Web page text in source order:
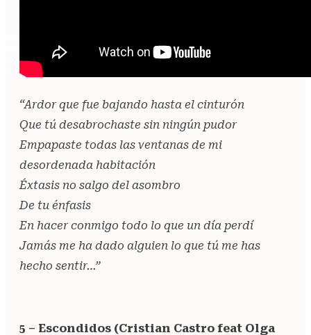
“Ardor que fue bajando hasta el cinturón
Que tú desabrochaste sin ningún pudor
Empapaste todas las ventanas de mi
desordenada habitación
Éxtasis no salgo del asombro
De tu énfasis
En hacer conmigo todo lo que un día perdí
Jamás me ha dado alguien lo que tú me has
hecho sentir…”
5 – Escondidos (Cristian Castro feat Olga